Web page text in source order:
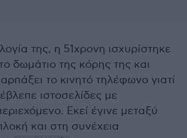
της, η 51χρονη ισχυρίστηκε
δωμάτιο της κόρης της και
το κινητό τηλέφωνο γιατί
ιστοσελίδες με
Εκεί έγινε μεταξύ
και στη συνέχεια